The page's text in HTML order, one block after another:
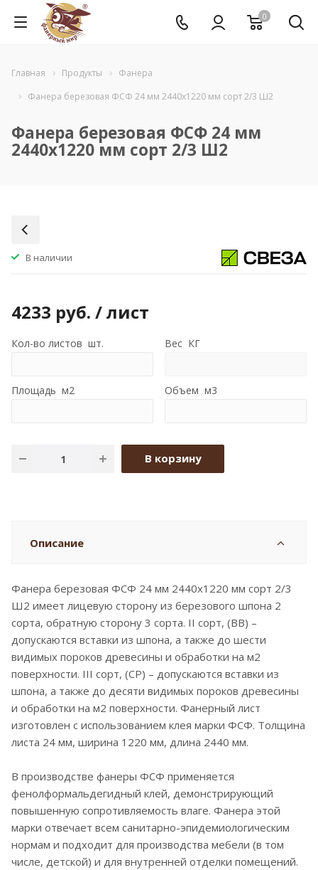
0
Главная Продукты
Фанера
Фанера березовая ФСФ 24 мм 2440x1220 мм сорт 2/3 Ш2
Фанера березовая ФСФ 24 мм
2440x1220 мм сорт 2/3 Ш2
В наличии
4233 руб. / лист
Кол-во листов шт. Вес КГ
Площадь м2 Объем м3
В корзину
Описание
Фанера березовая ФСФ 24 мм 2440x1220 мм сорт 2/3
Ш2 имеет лицевую сторону из березового шпона 2
сорта, обратную сторону 3 сорта. II сорт, (BB) –
допускаются вставки из шпона, а также до шести
видимых пороков древесины и обработки на м2
поверхности. III сорт, (CP) – допускаются вставки из
шпона, а также до десяти видимых пороков древесины
и обработки на м2 поверхности. Фанерный лист
изготовлен с использованием клея марки ФСФ. Толщина
листа 24 мм, ширина 1220 мм, длина 2440 мм.
В производстве фанеры ФСФ применяется
фенолформальдегидный клей, демонстрирующий
повышенную сопротивляемость влаге. Фанера этой
марки отвечает всем санитарно-эпидемиологическим
нормам и подходит для производства мебели (в том
числе, детской) и для внутренней отделки помещений.